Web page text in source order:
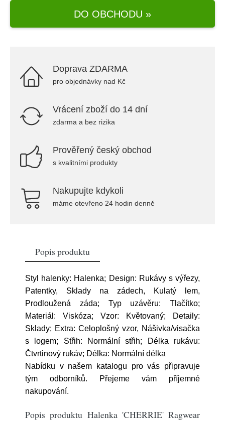
DO OBCHODU »
Doprava ZDARMA
pro objednávky nad Kč
Vrácení zboží do 14 dní
zdarma a bez rizika
Prověřený český obchod
s kvalitními produkty
Nakupujte kdykoli
máme otevřeno 24 hodin denně
Popis produktu
Styl halenky: Halenka; Design: Rukávy s výřezy,
Patentky, Sklady na zádech, Kulatý lem,
Prodloužená záda; Typ uzávěru: Tlačítko;
Materiál: Viskóza; Vzor: Květovaný; Detaily:
Sklady; Extra: Celoplošný vzor, Nášivka/visačka
s logem; Střih: Normální střih; Délka rukávu:
Čtvrtinový rukáv; Délka: Normální délka
Nabídku v našem katalogu pro vás připravuje
tým odborníků. Přejeme vám příjemné
nakupování.
Popis produktu Halenka 'CHERRIE' Ragwear